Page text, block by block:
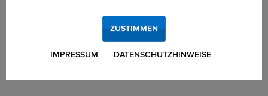
IMPRESSUM DATENSCHUTZHINWEISE
ZUSTIMMEN